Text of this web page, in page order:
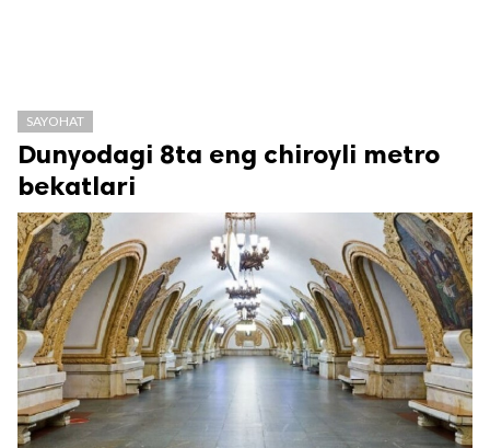
SAYOHAT
Dunyodagi 8ta eng chiroyli metro
bekatlari